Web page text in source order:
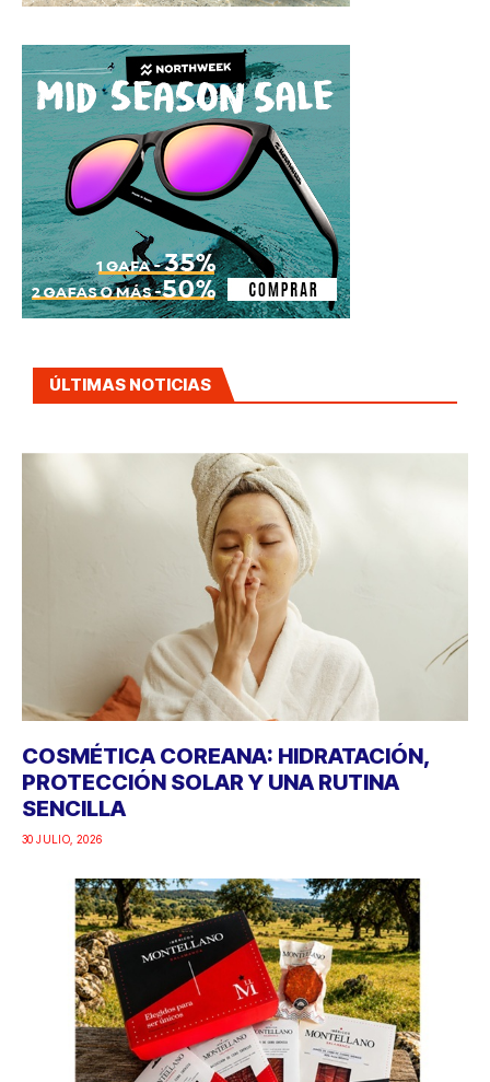
ÚLTIMAS NOTICIAS
COSMÉTICA COREANA: HIDRATACIÓN,
PROTECCIÓN SOLAR Y UNA RUTINA
SENCILLA
30 JULIO, 2026